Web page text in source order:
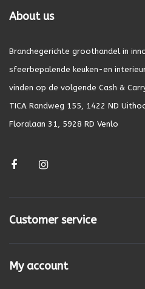
About us
Branchegerichte groothandel in
sfeerbepalende keuken-en
vinden op de volgende Cash &
TICA Randweg 155, 1422 ND
Floralaan 31, 5928 RD Venlo
Customer service
My account